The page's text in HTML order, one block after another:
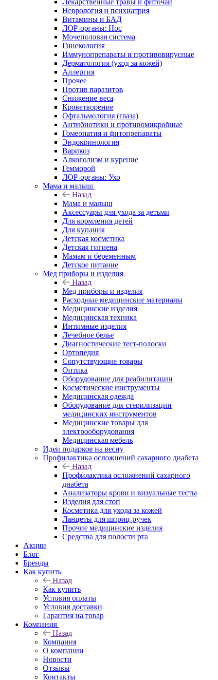
Лекарственные травы и фиточаи
Неврология и психиатрия
Витамины и БАД
ЛОР-органы: Нос
Мочеполовая система
Гинекология
Иммунопрепараты и противовирусные
Дерматология (уход за кожей)
Аллергия
Прочее
Против паразитов
Снижение веса
Кроветворение
Офтальмология (глаза)
Антибиотики и противомикробные
Гомеопатия и фитопрепараты
Эндокринология
Варикоз
Алкоголизм и курение
Гемморой
ЛОР-органы: Ухо
Мама и малыш
Назад
Мама и малыш
Аксессуары для ухода за детьми
Для кормления детей
Для купания
Детская косметика
Детская гигиена
Мамам и беременным
Детское питание
Мед приборы и изделия
Назад
Мед приборы и изделия
Расходные медицинские материалы
Медицинские изделия
Медицинская техника
Интимные изделия
Лечебное белье
Диагностические тест-полоски
Ортопедия
Сопутствующие товары
Оптика
Оборудование для реабилитации
Косметические инструменты
Медицинская одежда
Оборудование для стерилизации
медицинских инструментов
Медицинские товары для
электрооборудования
Медицинская мебель
Идеи подарков на весну
Профилактика осложнений сахарного диабета
Назад
Профилактика осложнений сахарного
диабета
Анализаторы крови и визуальные тесты
Изделия для стоп
Косметика для ухода за кожей
Ланцеты для шприц-ручек
Прочие медицинские изделия
Средства для полости рта
Акции
Блог
Бренды
Как купить
Назад
Как купить
Условия оплаты
Условия доставки
Гарантия на товар
Компания
Назад
Компания
О компании
Новости
Отзывы
Контакты